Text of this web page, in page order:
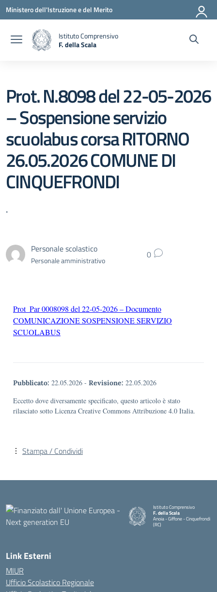
Vai ai contenuti
Vai al menu di navigazione
Vai al footer
Ministero dell'Istruzione e del Merito
Istituto Comprensivo
F. della Scala
Prot. N.8098 del 22-05-2026
– Sospensione servizio
scuolabus corsa RITORNO
26.05.2026 COMUNE DI
CINQUEFRONDI
.
Personale scolastico
Personale amministrativo 0
Prot_Par 0008098 del 22-05-2026 – Documento
COMUNICAZIONE SOSPENSIONE SERVIZIO
SCUOLABUS
Pubblicato: 22.05.2026 - Revisione: 22.05.2026
Eccetto dove diversamente specificato, questo articolo è stato
rilasciato sotto Licenza Creative Commons Attribuzione 4.0 Italia.
Stampa / Condividi
Istituto Comprensivo
F. della Scala
Anoia - Giffone - Cinquefrondi
(RC)
Link Esterni
MIUR
Ufficio Scolastico Regionale